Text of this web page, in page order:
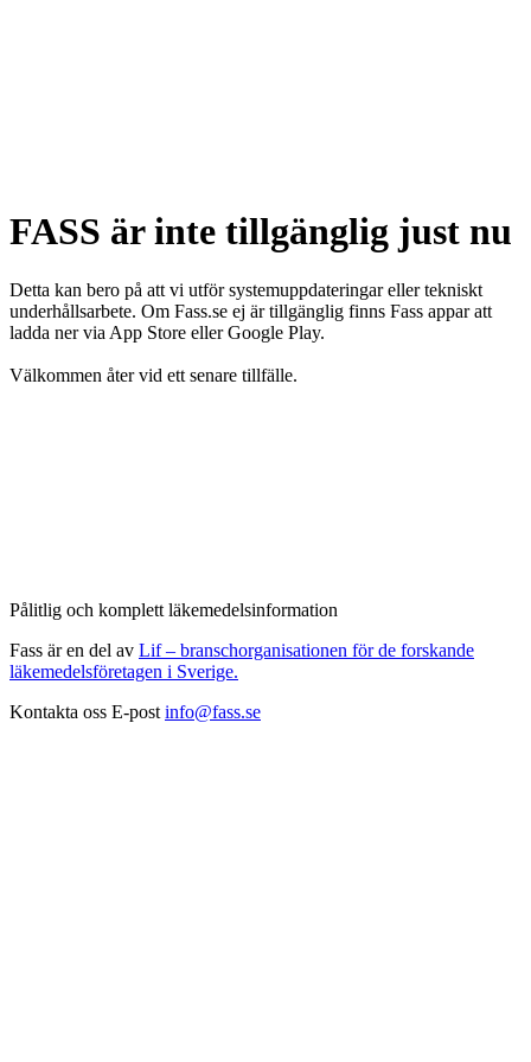
FASS är inte tillgänglig just nu
Detta kan bero på att vi utför systemuppdateringar eller tekniskt
underhållsarbete. Om Fass.se ej är tillgänglig finns Fass appar att
ladda ner via App Store eller Google Play.
Välkommen åter vid ett senare tillfälle.
Pålitlig och komplett läkemedelsinformation
Fass är en del av Lif – branschorganisationen för de forskande
läkemedelsföretagen i Sverige.
Kontakta oss E-post info@fass.se